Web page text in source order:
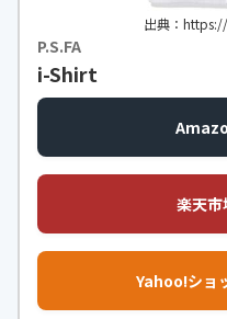
出典：
P.S.FA
i-Shirt
楽天市
Yahoo!ショ